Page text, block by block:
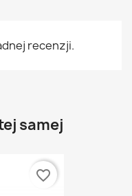
recenzji.
samej
favorite_border